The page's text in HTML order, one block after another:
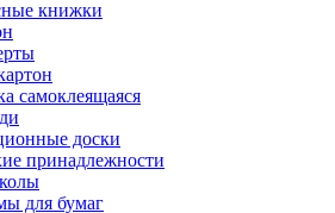
книжки
самоклеящаяся
доски
принадлежности
для бумаг